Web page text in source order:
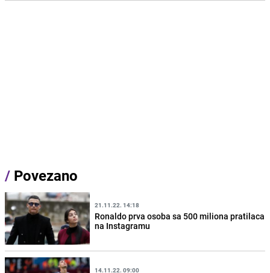
/ Povezano
21.11.22. 14:18
Ronaldo prva osoba sa 500 miliona pratilaca
na Instagramu
14.11.22. 09:00